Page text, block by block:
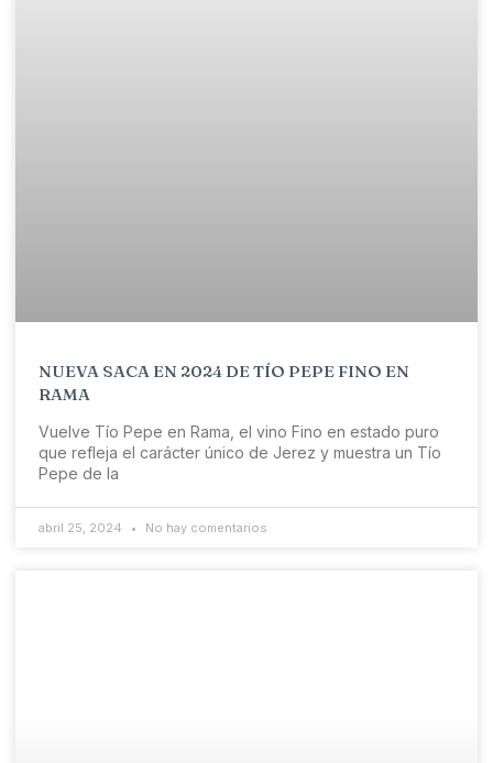
NUEVA SACA EN 2024 DE TÍO PEPE FINO EN
RAMA
Vuelve Tío Pepe en Rama, el vino Fino en estado puro
que refleja el carácter único de Jerez y muestra un Tío
Pepe de la
abril 25, 2024 No hay comentarios